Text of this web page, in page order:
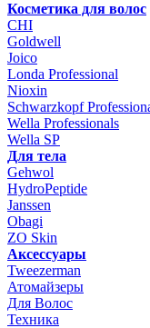
Косметика для волос
CHI
Goldwell
Joico
Londa Professional
Nioxin
Schwarzkopf
Wella Professionals
Wella SP
Для тела
Gehwol
HydroPeptide
Janssen
Obagi
ZO Skin
Aксессуары
Tweezerman
Атомайзеры
Для Волос
Техника